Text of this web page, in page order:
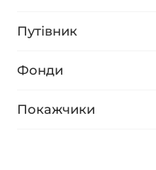
Путівник
Фонди
Покажчики